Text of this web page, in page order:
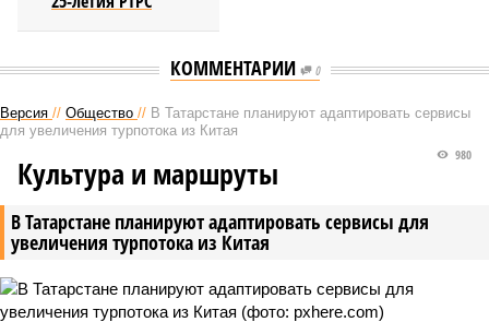
КОММЕНТАРИИ 0
Версия // Общество // В Татарстане планируют адаптировать сервисы
для увеличения турпотока из Китая
В Татарстане планируют адаптировать сервисы для
увеличения турпотока из Китая
980
Культура и маршруты